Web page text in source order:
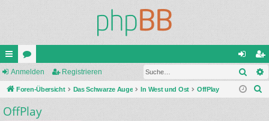
ch
ne
llz
or
en
n
m
eg
ist
Anmelden Registrieren
Foren-Übersicht Das Schwarze Auge In West und Ost OffPlay
OffPlay